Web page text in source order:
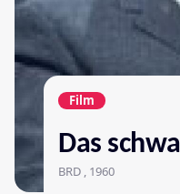
Film
Das
BRD , 1960